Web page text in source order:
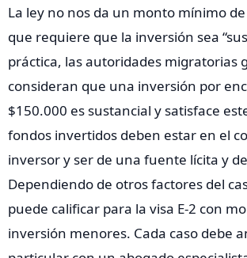
La ley no nos da un monto mínimo
que requiere que la inversión sea
práctica, las autoridades migratorias
consideran que una inversión por
$150.000 es sustancial y satisface
fondos invertidos deben estar en el
inversor y ser de una fuente lícita y
Dependiendo de otros factores del
puede calificar para la visa E-2 con
inversión menores. Cada caso debe